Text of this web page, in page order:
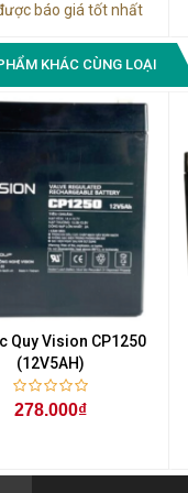
báo giá tốt nhất
KHÁC CÙNG LOẠI
Quy Vision CP1250
(12V5AH)
278.000₫